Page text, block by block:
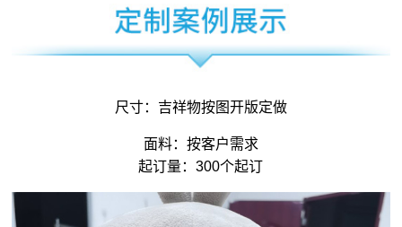
尺寸： 吉祥物按图开版定做
面料：按客户需求
起订量：300个起订